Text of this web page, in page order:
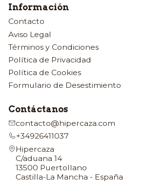
Información
Contacto
Aviso Legal
Términos y Condiciones
Política de Privacidad
Política de Cookies
Formulario de Desestimiento
Contáctanos
contacto@hipercaza.com
+34926411037
Hipercaza
C/aduana 14
13500 Puertollano
Castilla-La Mancha - España